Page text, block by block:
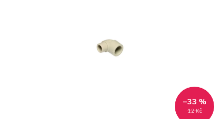
12 Kč
–33 %